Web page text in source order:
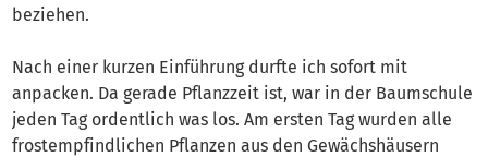
beziehen.
Nach einer kurzen Einführung durfte ich sofort mit
anpacken. Da gerade Pflanzzeit ist, war in der Baumschule
jeden Tag ordentlich was los. Am ersten Tag wurden alle
frostempfindlichen Pflanzen aus den Gewächshäusern